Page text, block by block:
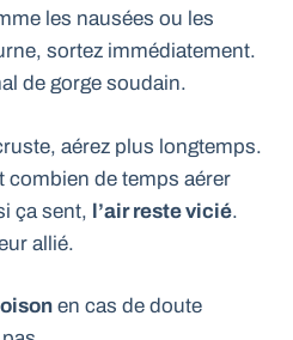
les nausées ou les
sortez immédiatement.
de gorge soudain.
aérez plus longtemps.
combien de temps aérer
ça sent, l’air reste vicié.
allié.
en cas de doute